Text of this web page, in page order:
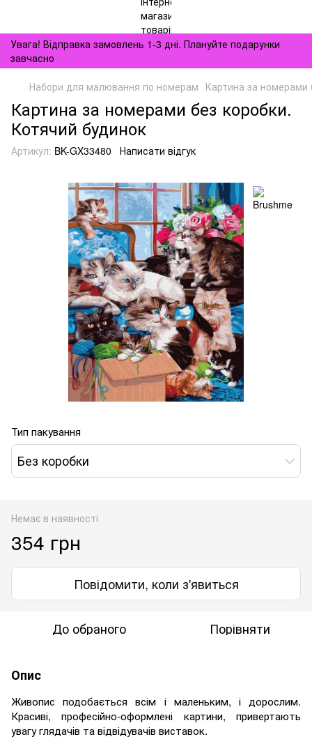
Увага! Відправка замовлень 1-3 дні. Плануйте подарунки
завчасно
Набори для малювання по номерам Картина за номерами
Картина за номерами без коробки.
Котячий будинок
Артикул: BK-GX33480 Написати відгук
Тип пакування
Без коробки
Немає в наявності
354 грн
Повідомити, коли з'явиться
До обраного Порівняти
Опис
Живопис подобається всім і маленьким, і дорослим.
Красиві, професійно-оформлені картини, привертають
увагу глядачів та відвідувачів виставок.